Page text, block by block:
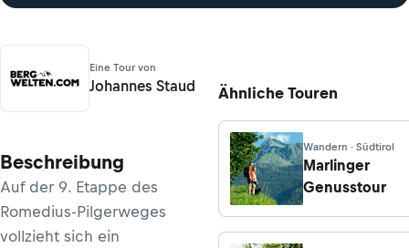
Eine Tour von
Johannes Staud
Beschreibung
Auf der 9. Etappe des
Romedius-Pilgerweges
vollzieht sich ein
Ähnliche Touren
Wandern · Südtirol
Marlinger
Genusstour